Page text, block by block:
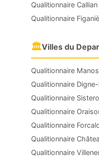
Qualitionnaire Callian
Qualitionnaire
🏛Villes du
Qualitionnaire
Qualitionnaire
Qualitionnaire
Qualitionnaire
Qualitionnaire
Qualitionnaire
Qualitionnaire